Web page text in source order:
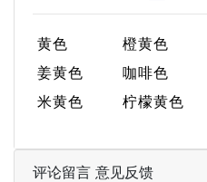
黄色 橙黄色
姜黄色
咖啡色
米黄色
柠檬黄色
评论留言 意见反馈